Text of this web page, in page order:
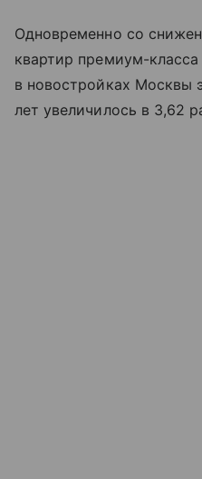
Одновременно со
квартир премиум-
в новостройках Москвы
лет увеличилось в 3,62